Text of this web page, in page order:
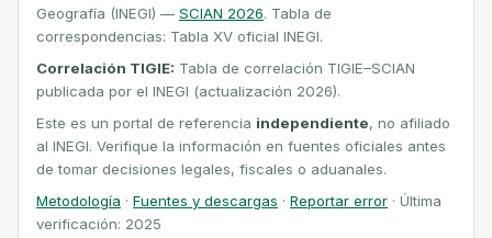
Geografía (INEGI) — SCIAN 2026. Tabla de
correspondencias: Tabla XV oficial INEGI.
Correlación TIGIE: Tabla de correlación TIGIE–SCIAN
publicada por el INEGI (actualización 2026).
Este es un portal de referencia independiente, no afiliado
al INEGI. Verifique la información en fuentes oficiales antes
de tomar decisiones legales, fiscales o aduanales.
Metodología · Fuentes y descargas · Reportar error · Última
verificación: 2025